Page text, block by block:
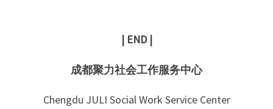
| END |
成都聚力社会工作服务中心
Chengdu JULI Social Work Service Center